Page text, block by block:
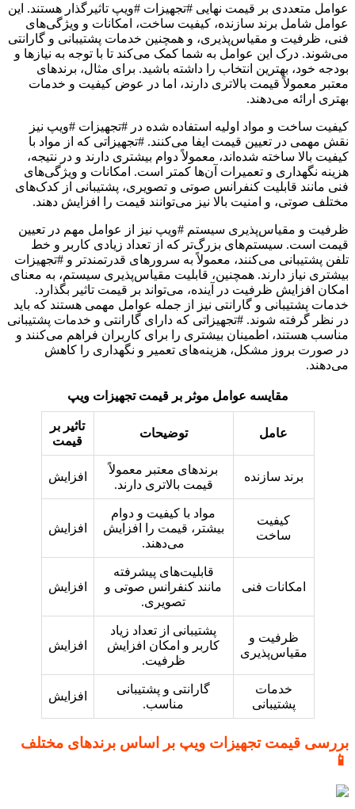
عوامل متعددی بر قیمت نهایی #تجهیزات #ویپ تاثیرگذار هستند. این
عوامل شامل برند سازنده، کیفیت ساخت، امکانات و ویژگی‌های
فنی، ظرفیت و مقیاس‌پذیری، و همچنین خدمات پشتیبانی و گارانتی
می‌شوند. درک این عوامل به شما کمک می‌کند تا با توجه به نیازها و
بودجه خود، بهترین انتخاب را داشته باشید. برای مثال، برندهای
معتبر معمولاً قیمت بالاتری دارند، اما در عوض کیفیت و خدمات
بهتری ارائه می‌دهند.
کیفیت ساخت و مواد اولیه استفاده شده در #تجهیزات #ویپ نیز
نقش مهمی در تعیین قیمت ایفا می‌کنند. #تجهیزاتی که از مواد با
کیفیت بالا ساخته شده‌اند، معمولاً دوام بیشتری دارند و در نتیجه،
هزینه نگهداری و تعمیرات آن‌ها کمتر است. امکانات و ویژگی‌های
فنی مانند قابلیت کنفرانس صوتی و تصویری، پشتیبانی از کدک‌های
مختلف صوتی، و امنیت بالا نیز می‌توانند قیمت را افزایش دهند.
ظرفیت و مقیاس‌پذیری سیستم #ویپ نیز از عوامل مهم در تعیین
قیمت است. سیستم‌های بزرگ‌تر که از تعداد زیادی کاربر و خط
تلفن پشتیبانی می‌کنند، معمولاً به سرورهای قدرتمندتر و #تجهیزات
بیشتری نیاز دارند. همچنین، قابلیت مقیاس‌پذیری سیستم، به معنای
امکان افزایش ظرفیت در آینده، می‌تواند بر قیمت تاثیر بگذارد.
خدمات پشتیبانی و گارانتی نیز از جمله عوامل مهمی هستند که باید
در نظر گرفته شوند. #تجهیزاتی که دارای گارانتی و خدمات پشتیبانی
مناسب هستند، اطمینان بیشتری را برای کاربران فراهم می‌کنند و
در صورت بروز مشکل، هزینه‌های تعمیر و نگهداری را کاهش
می‌دهند.
مقایسه عوامل موثر بر قیمت تجهیزات ویپ
عامل توضیحات
تاثیر بر
قیمت
برند سازنده
برندهای معتبر معمولاً
قیمت بالاتری دارند.
افزایش
کیفیت
ساخت
مواد با کیفیت و دوام
بیشتر، قیمت را افزایش
می‌دهند.
افزایش
امکانات فنی
قابلیت‌های پیشرفته
مانند کنفرانس صوتی و
تصویری.
افزایش
ظرفیت و
مقیاس‌پذیری
پشتیبانی از تعداد زیاد
کاربر و امکان افزایش
ظرفیت.
افزایش
خدمات
پشتیبانی
گارانتی و پشتیبانی
مناسب.
افزایش
بررسی قیمت تجهیزات ویپ بر اساس برندهای مختلف
📱